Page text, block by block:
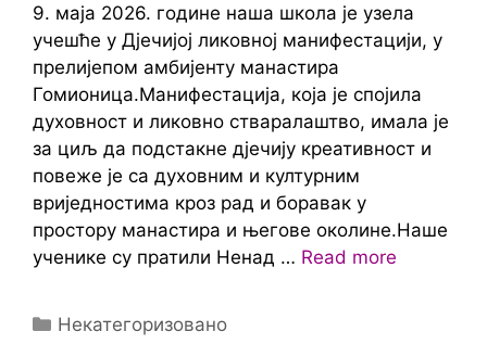
9. маја 2026. године наша школа је узела
учешће у Дјечијој ликовној манифестацији, у
прелијепом амбијенту манастира
Гомионица.Манифестација, која је спојила
духовност и ликовно стваралаштво, имала је
за циљ да подстакне дјечију креативност и
повеже је са духовним и културним
вриједностима кроз рад и боравак у
простору манастира и његове околине.Наше
ученике су пратили Ненад … Read more
Categories
Некатегоризовано